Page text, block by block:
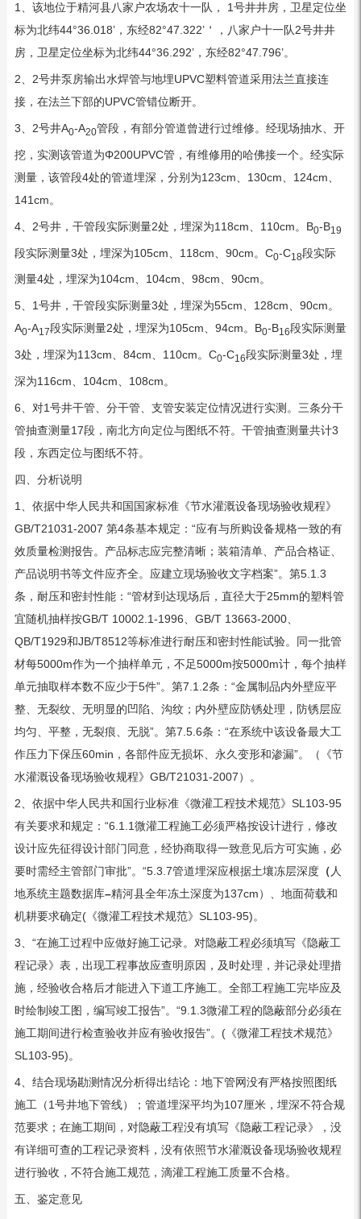
1、该地位于精河县八家户农场农十一队， 1号井井房，卫星定位坐
标为北纬44°36.018’，东经82°47.322’＇，八家户十一队2号井井
房，卫星定位坐标为北纬44°36.292’，东经82°47.796’。
2、2号井泵房输出水焊管与地埋UPVC塑料管道采用法兰直接连
接，在法兰下部的UPVC管错位断开。
3、2号井A0-A20管段，有部分管道曾进行过维修。经现场抽水、开
挖，实测该管道为Φ200UPVC管，有维修用的哈佛接一个。经实际
测量，该管段4处的管道埋深，分别为123cm、130cm、124cm、
141cm。
4、2号井，干管段实际测量2处，埋深为118cm、110cm。B0-B19
段实际测量3处，埋深为105cm、118cm、90cm。C0-C18段实际
测量4处，埋深为104cm、104cm、98cm、90cm。
5、1号井，干管段实际测量3处，埋深为55cm、128cm、90cm。
A0-A17段实际测量2处，埋深为105cm、94cm。B0-B16段实际测量
3处，埋深为113cm、84cm、110cm。C0-C16段实际测量3处，埋
深为116cm、104cm、108cm。
6、对1号井干管、分干管、支管安装定位情况进行实测。三条分干
管抽查测量17段，南北方向定位与图纸不符。干管抽查测量共计3
段，东西定位与图纸不符。
四、分析说明
1、依据中华人民共和国国家标准《节水灌溉设备现场验收规程》
GB/T21031-2007 第4条基本规定：“应有与所购设备规格一致的有
效质量检测报告。产品标志应完整清晰；装箱清单、产品合格证、
产品说明书等文件应齐全。应建立现场验收文字档案”。第5.1.3
条，耐压和密封性能：“管材到达现场后，直径大于25mm的塑料管
宜随机抽样按GB/T 10002.1-1996、GB/T 13663-2000、
QB/T1929和JB/T8512等标准进行耐压和密封性能试验。同一批管
材每5000m作为一个抽样单元，不足5000m按5000m计，每个抽样
单元抽取样本数不应少于5件”。第7.1.2条：“金属制品内外壁应平
整、无裂纹、无明显的凹陷、沟纹；内外壁应防锈处理，防锈层应
均匀、平整，无裂痕、无脱”。第7.5.6条：“在系统中该设备最大工
作压力下保压60min，各部件应无损坏、永久变形和渗漏”。（《节
水灌溉设备现场验收规程》GB/T21031-2007）。
2、依据中华人民共和国行业标准《微灌工程技术规范》SL103-95
有关要求和规定：“6.1.1微灌工程施工必须严格按设计进行，修改
设计应先征得设计部门同意，经协商取得一致意见后方可实施，必
要时需经主管部门审批”。“5.3.7管道埋深应根据土壤冻层深度（ 人
地系统主题数据库–精河县全年冻土深度为137cm）、地面荷载和
机耕要求确定(《微灌工程技术规范》SL103-95)。
3、“在施工过程中应做好施工记录。对隐蔽工程必须填写《隐蔽工
程记录》表，出现工程事故应查明原因，及时处理，并记录处理措
施，经验收合格后才能进入下道工序施工。全部工程施工完毕应及
时绘制竣工图，编写竣工报告”。“9.1.3微灌工程的隐蔽部分必须在
施工期间进行检查验收并应有验收报告”。(《微灌工程技术规范》
SL103-95)。
4、结合现场勘测情况分析得出结论：地下管网没有严格按照图纸
施工（1号井地下管线）；管道埋深平均为107厘米，埋深不符合规
范要求；在施工期间，对隐蔽工程没有填写《隐蔽工程记录》，没
有详细可查的工程记录资料，没有依照节水灌溉设备现场验收规程
进行验收，不符合施工规范，滴灌工程施工质量不合格。
五、鉴定意见